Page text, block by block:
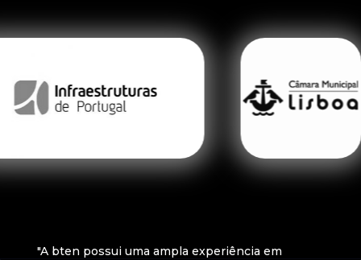
"A bten possui uma ampla experiência em